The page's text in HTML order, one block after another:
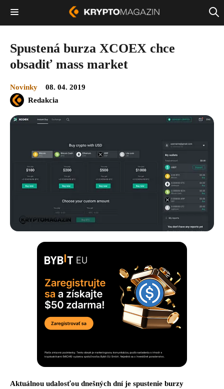
Spustená burza XCOEX chce
obsadiť mass market
Novinky
08. 04. 2019
Redakcia
Aktuálnou udalosťou dnešných dní je spustenie burzy